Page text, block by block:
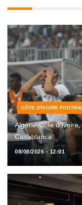
CÔTE D'IVOIRE
Algérie-Côte
Casablanca
08/08/2026 - 12:01